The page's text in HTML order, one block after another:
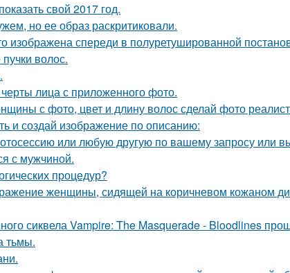
свой 2017 год.
но ее образ раскритиковали.
изображена спереди в полуретушированной
волос.
лица с приложенного фото.
с фото, цвет и длину волос сделай фото
и создай изображение по описанию:
или любую другую по вашему запросу или
с мужчиной.
процедур?
женщины, сидящей на коричневом кожаном
сиквела Vampire: The Masquerade - Bloodlines
тьмы.